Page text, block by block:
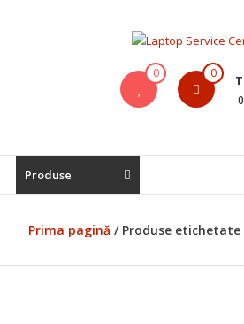
Bistrita,
Service
Laptop,
Reparatii
Notebook-
0 0
Produse
Prima pagină / Produse etichetate